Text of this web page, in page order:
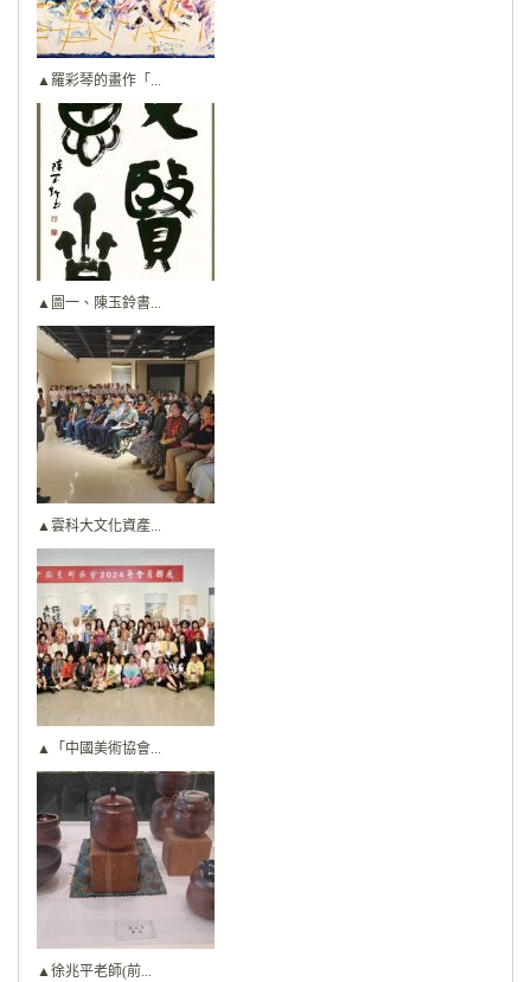
▲羅彩琴的畫作「...
▲圖一、陳玉鈴書...
▲雲科大文化資產...
▲「中國美術協會...
▲徐兆平老師(前...